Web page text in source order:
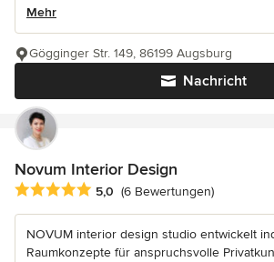
Mehr
Nachricht
Gögginger Str. 149, 86199 Augsburg
Novum Interior Design
Durchschnittliche Bewertung: 5 von 5
5,0 (6 Bewertungen)
NOVUM interior design studio entwickelt
Raumkonzepte für anspruchsvolle